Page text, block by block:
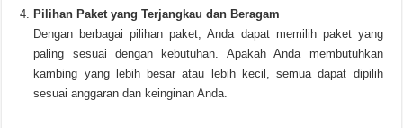
Pilihan Paket yang Terjangkau dan Beragam
Dengan berbagai pilihan paket, Anda dapat memilih paket yang
paling sesuai dengan kebutuhan. Apakah Anda membutuhkan
kambing yang lebih besar atau lebih kecil, semua dapat dipilih
sesuai anggaran dan keinginan Anda.